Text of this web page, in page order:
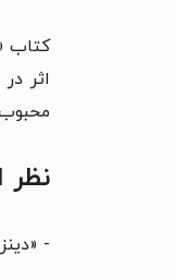
اثر
نظر
-